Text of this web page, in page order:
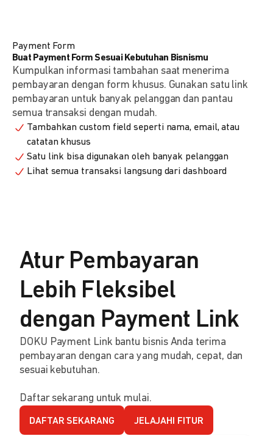
Payment Form
Buat Payment Form Sesuai Kebutuhan Bisnismu
Kumpulkan informasi tambahan saat menerima
pembayaran dengan form khusus. Gunakan satu link
pembayaran untuk banyak pelanggan dan pantau
semua transaksi dengan mudah.
Tambahkan custom field seperti nama, email, atau
catatan khusus
Satu link bisa digunakan oleh banyak pelanggan
Lihat semua transaksi langsung dari dashboard
Atur Pembayaran
Lebih Fleksibel
dengan Payment Link
DOKU Payment Link bantu bisnis Anda terima
pembayaran dengan cara yang mudah, cepat, dan
sesuai kebutuhan.
Daftar sekarang untuk mulai.
DAFTAR SEKARANG JELAJAHI FITUR